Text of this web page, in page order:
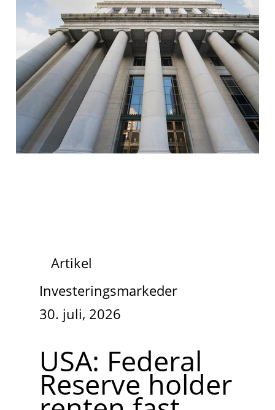
Artikel
Investeringsmarkeder
30. juli, 2026
USA: Federal
Reserve holder